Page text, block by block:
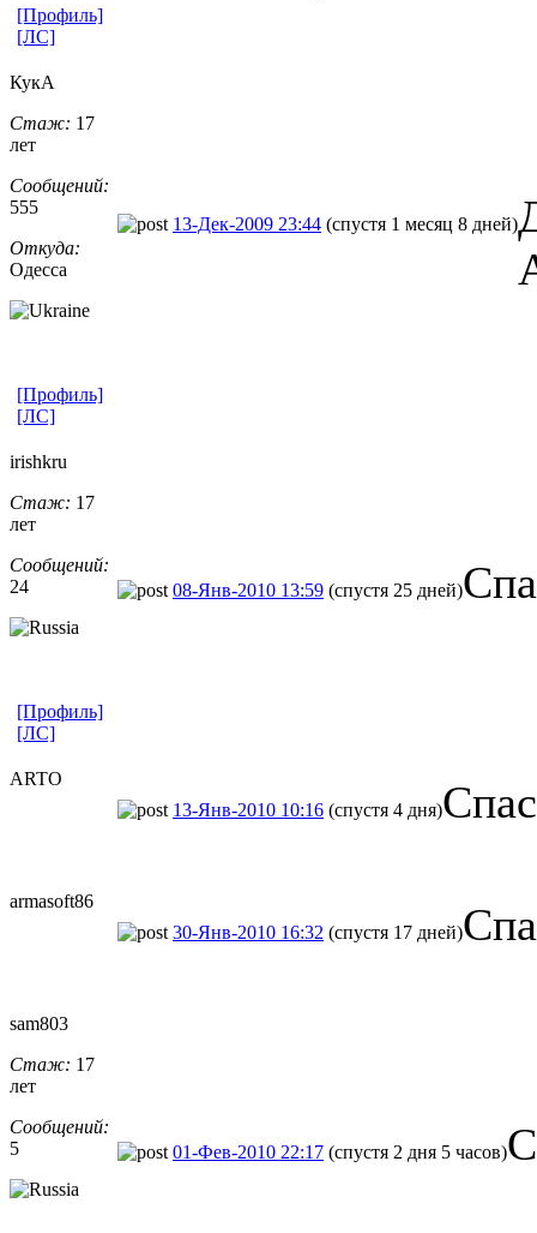
[Профиль]
[ЛС]
КукА
Стаж: 17
лет
Сообщений:
555
Откуда:
Одесса
13-Дек-2009 23:44 (спустя 1 месяц 8 дней)
[Профиль]
[ЛС]
irishkru
Стаж: 17
лет
Сообщений:
24
08-Янв-2010 13:59 (спустя 25 дней)
[Профиль]
[ЛС]
ARTO
13-Янв-2010 10:16 (спустя 4 дня)
armasoft86
30-Янв-2010 16:32 (спустя 17 дней)
sam803
Стаж: 17
лет
Сообщений:
5
01-Фев-2010 22:17 (спустя 2 дня 5 часов)